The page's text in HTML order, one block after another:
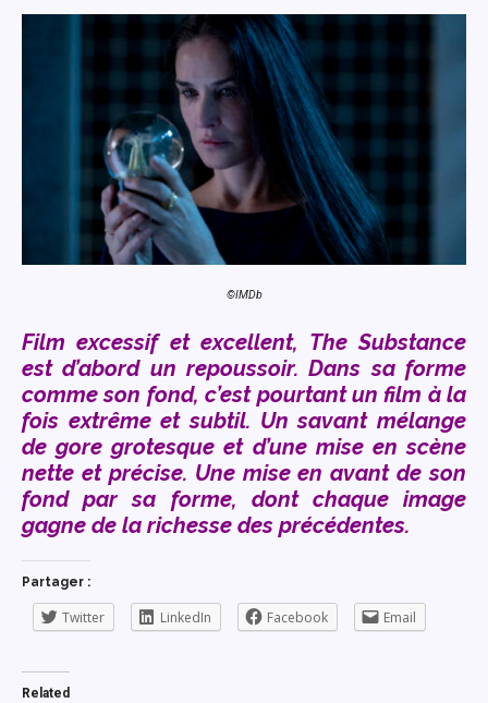
©IMDb
Film excessif et excellent, The Substance
est d’abord un repoussoir. Dans sa forme
comme son fond, c’est pourtant un film à la
fois extrême et subtil. Un savant mélange
de gore grotesque et d’une mise en scène
nette et précise. Une mise en avant de son
fond par sa forme, dont chaque image
gagne de la richesse des précédentes.
Partager :
Twitter LinkedIn Facebook Email
Related